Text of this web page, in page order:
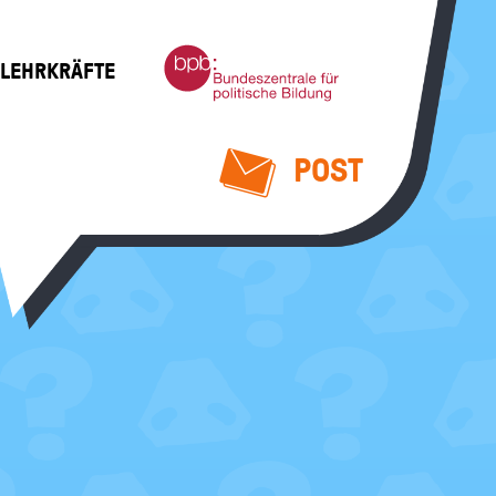
Bundeszentrale
für
politische
POST